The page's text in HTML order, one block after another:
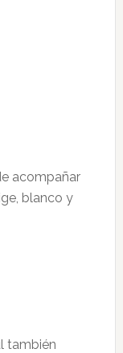
acompañar
blanco y
también